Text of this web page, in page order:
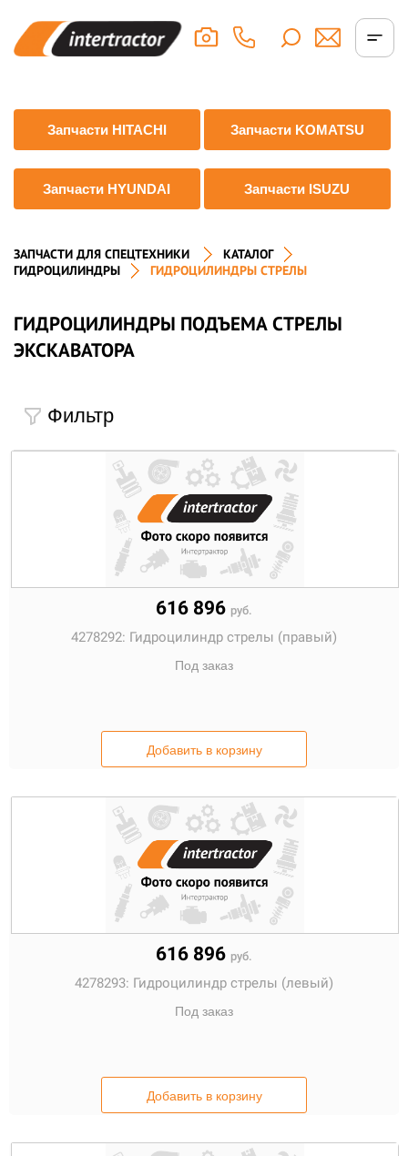
Запчасти HITACHI Запчасти KOMATSU
Запчасти HYUNDAI Запчасти ISUZU
ЗАПЧАСТИ ДЛЯ СПЕЦТЕХНИКИ
КАТАЛОГ
ГИДРОЦИЛИНДРЫ
ГИДРОЦИЛИНДРЫ СТРЕЛЫ
ГИДРОЦИЛИНДРЫ ПОДЪЕМА СТРЕЛЫ
ЭКСКАВАТОРА
Фильтр
616 896 руб.
4278292: Гидроцилиндр стрелы (правый)
Под заказ
Добавить в корзину
616 896 руб.
4278293: Гидроцилиндр стрелы (левый)
Под заказ
Добавить в корзину